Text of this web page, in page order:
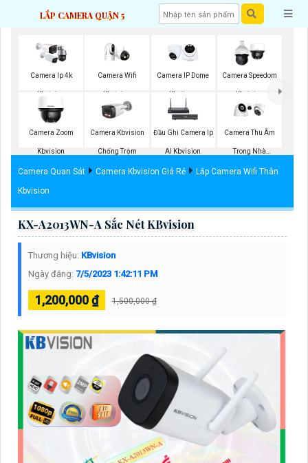
LẮP CAMERA QUẬN 5
Camera Ip 4k
Kbvision
Camera Wifi
Kbvision
Camera IP Dome
Kbviison
Camera Speedom
Kbvision
Camera Zoom
Kbvision
Camera Kbvision
Chống Trộm
Đầu Ghi Camera Ip
AI Kbvision
Camera Thu Âm
Trong Nhà
Kbvision
Camera Quan Sát Camera Kbvision Giá Rẻ
Lắp Camera Wifi Thân
Kbvision
KX-A2013WN-A Sắc Nét KBvision
Thương hiệu: KBvision
Ngày đăng: 7/5/2023 1:42:11 PM
1,200,000 ₫ 1,500,000 ₫